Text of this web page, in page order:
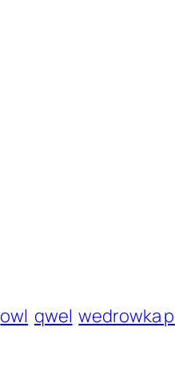
owl qwel wedrowka